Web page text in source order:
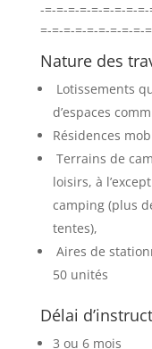
-=-=-=-=-=-=-=-=-
=-=-=-=-=-=-=-=-=-
Nature des
Lotissements
d’espaces
Résidences
Terrains de
loisirs, à
camping (plus
tentes),
Aires de
50 unités
Délai
3 ou 6 mois